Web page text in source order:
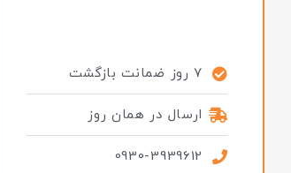
7 روز ضمانت بازگشت
ارسال در همان روز
0930-3939612